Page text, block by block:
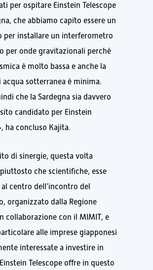
per ospitare Einstein Telescope
che abbiamo capito essere un
per installare un interferometro
per onde gravitazionali perché
è molto bassa e anche la
sotterranea è minima.
che la Sardegna sia davvero
candidato per Einstein
ha concluso Kajita.
di sinergie, questa volta
che scientifiche, esse
centro dell’incontro del
organizzato dalla Regione
collaborazione con il MIMIT, e
alle imprese giapponesi
interessate a investire in
Telescope offre in questo